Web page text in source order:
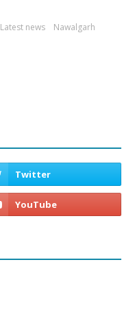
Latest news
Nawalgarh